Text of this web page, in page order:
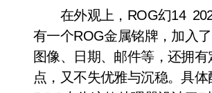
在外观上，ROG幻14 2021
有一个ROG金属铭牌，加入
图像、日期、邮件等，还拥
点，又不失优雅与沉稳。具